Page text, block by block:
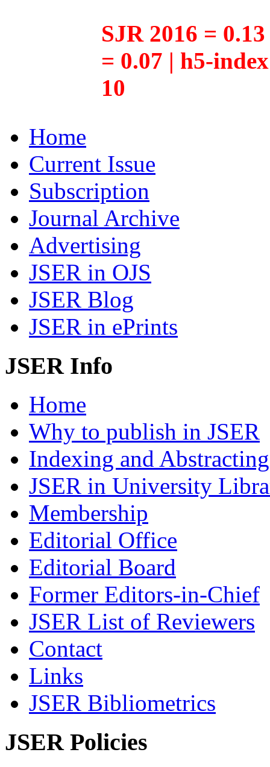
SJR 2016 =
= 0.07 | h5-
10
Home
Current Issue
Subscription
Journal Archive
Advertising
JSER in OJS
JSER Blog
JSER in ePrints
JSER Info
Home
Why to publish in JSER
Indexing and Abstracting
JSER in University
Membership
Editorial Office
Editorial Board
Former Editors-in-Chief
JSER List of Reviewers
Contact
Links
JSER Bibliometrics
JSER Policies